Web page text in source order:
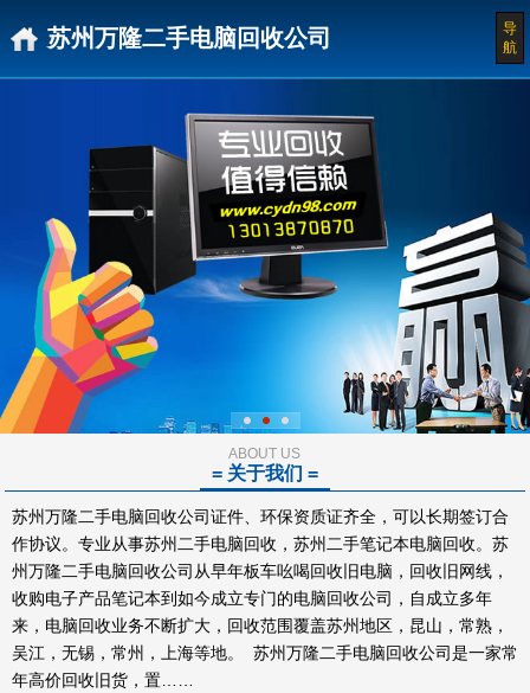
苏州万隆二手电脑回收公司
导
航
ABOUT US
= 关于我们 =
苏州万隆二手电脑回收公司证件、环保资质证齐全，可以长期签订合
作协议。专业从事苏州二手电脑回收，苏州二手笔记本电脑回收。苏
州万隆二手电脑回收公司从早年板车吆喝回收旧电脑，回收旧网线，
收购电子产品笔记本到如今成立专门的电脑回收公司，自成立多年
来，电脑回收业务不断扩大，回收范围覆盖苏州地区，昆山，常熟，
吴江，无锡，常州，上海等地。 苏州万隆二手电脑回收公司是一家常
年高价回收旧货，置……